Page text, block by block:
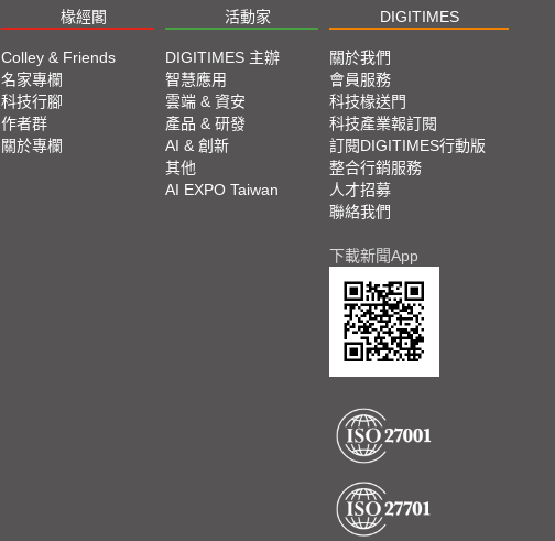
椽經閣 活動家 DIGITIMES
Colley & Friends
名家專欄
科技行腳
作者群
關於專欄
DIGITIMES 主辦
智慧應用
雲端 & 資安
產品 & 研發
AI & 創新
其他
AI EXPO Taiwan
關於我們
會員服務
科技椽送門
科技產業報訂閱
訂閱DIGITIMES行動版
整合行銷服務
人才招募
聯絡我們
下載新聞App